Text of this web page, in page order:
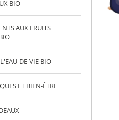
BIO
AUX FRUITS
DE-VIE BIO
ET BIEN-ÊTRE